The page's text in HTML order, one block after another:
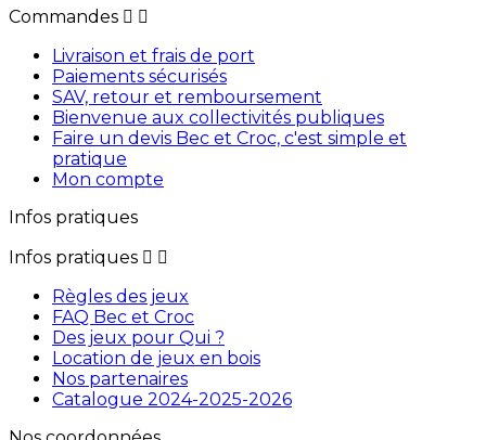
Commandes  
Livraison et frais de port
Paiements sécurisés
SAV, retour et remboursement
Bienvenue aux collectivités publiques
Faire un devis Bec et Croc, c'est simple et
pratique
Mon compte
Infos pratiques
Infos pratiques  
Règles des jeux
FAQ Bec et Croc
Des jeux pour Qui ?
Location de jeux en bois
Nos partenaires
Catalogue 2024-2025-2026